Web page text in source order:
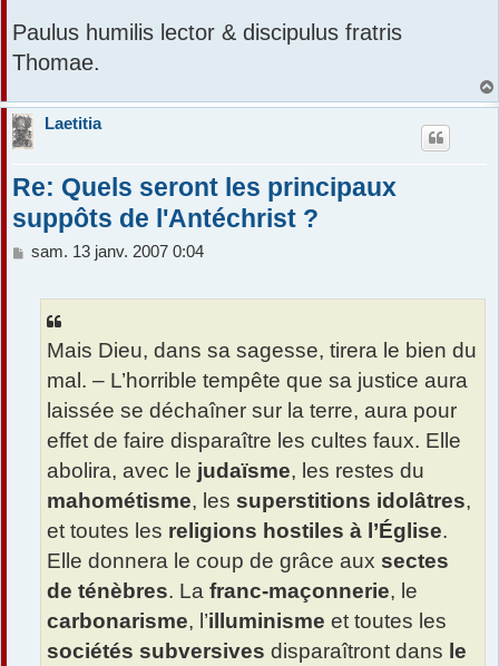
Paulus humilis lector & discipulus fratris
Thomae.
Laetitia
Re: Quels seront les principaux
suppôts de l'Antéchrist ?
M
sam. 13 janv. 2007 0:04
Mais Dieu, dans sa sagesse, tirera le bien du
mal. – L’horrible tempête que sa justice aura
laissée se déchaîner sur la terre, aura pour
effet de faire disparaître les cultes faux. Elle
abolira, avec le judaïsme, les restes du
mahométisme, les superstitions idolâtres,
et toutes les religions hostiles à l’Église.
Elle donnera le coup de grâce aux sectes
de ténèbres. La franc-maçonnerie, le
carbonarisme, l’illuminisme et toutes les
sociétés subversives disparaîtront dans le